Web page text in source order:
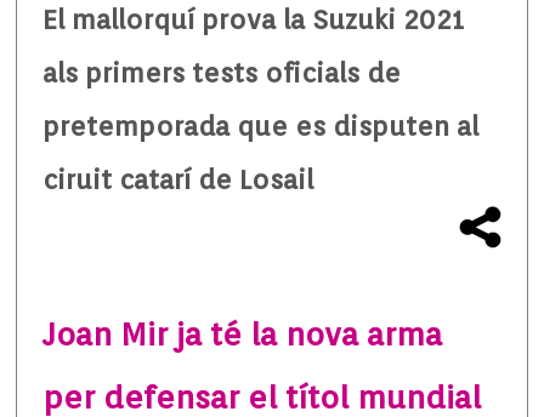
El mallorquí prova la Suzuki 2021
als primers tests oficials de
pretemporada que es disputen al
ciruit catarí de Losail
Joan Mir ja té la nova arma
per defensar el títol mundial